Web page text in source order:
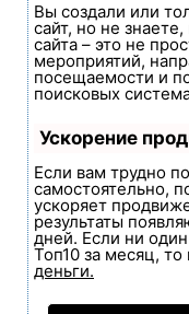
Вы создали или
сайт, но не
сайта – это не
мероприятий,
посещаемости и
поисковых
Ускорение
Если вам трудно
самостоятельно,
ускоряет
результаты
дней. Если ни
Топ10 за месяц, то
деньги.